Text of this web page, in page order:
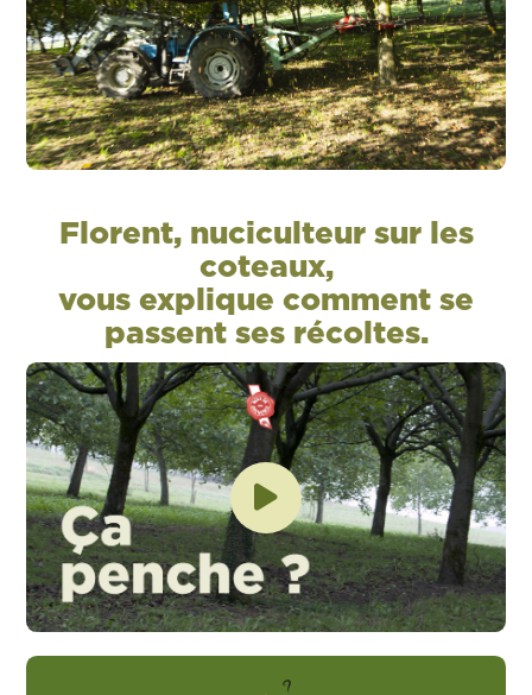
Florent, nuciculteur sur les
coteaux,
vous explique comment se
passent ses récoltes.